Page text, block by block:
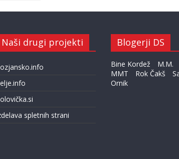
Naši drugi projekti
spletnih strani
Blogerji DS
Bine Kordež
M.M.
MMT
Rok Čakš
Ornik